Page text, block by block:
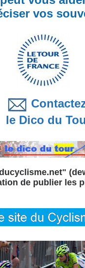
vos
le Dico du
de publier les